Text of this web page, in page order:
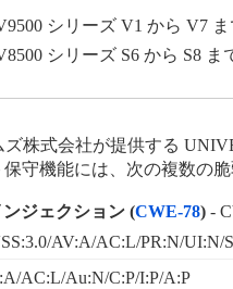
シリーズ V1 から V7
シリーズ S6 から S8 ま
株式会社が提供する
守機能には、次の複数の脆
ジェクション (CWE-78) -
AV:A/AC:L/PR:N/UI:N/
AC:L/Au:N/C:P/I:P/A:P